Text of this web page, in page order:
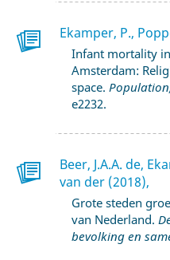
Ekamper, P.,
Infant mortality
Amsterdam:
space.
e2232.
Beer, J.A.A. de,
van der (2018),
Grote steden
van Nederland.
bevolking en